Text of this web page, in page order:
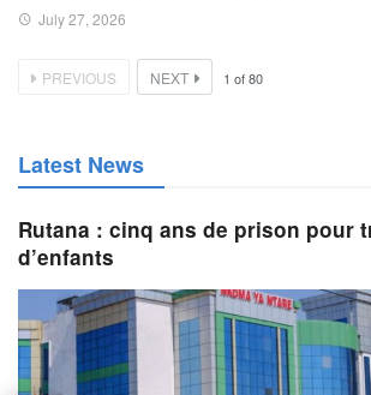
July 27, 2026
PREVIOUS NEXT 1 of80
Latest News
Rutana : cinq ans de prison pour
d’enfants